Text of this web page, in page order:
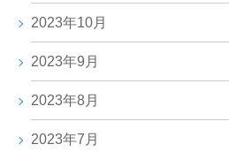
2023年10月
2023年9月
2023年8月
2023年7月